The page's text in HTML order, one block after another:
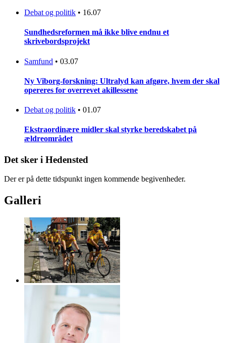
Debat og politik • 16.07
Sundhedsreformen må ikke blive endnu et
skrivebordsprojekt
Samfund • 03.07
Ny Viborg-forskning: Ultralyd kan afgøre, hvem der skal
opereres for overrevet akillessene
Debat og politik • 01.07
Ekstraordinære midler skal styrke beredskabet på
ældreområdet
Det sker i Hedensted
Der er på dette tidspunkt ingen kommende begivenheder.
Galleri